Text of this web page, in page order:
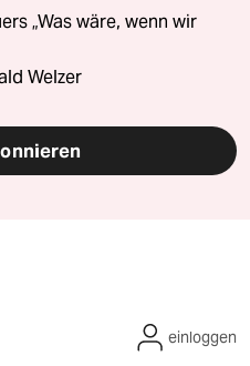
„Was wäre, wenn wir
Welzer
einloggen